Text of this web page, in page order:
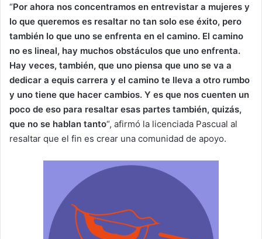
“Por ahora nos concentramos en entrevistar a mujeres y
lo que queremos es resaltar no tan solo ese éxito, pero
también lo que uno se enfrenta en el camino. El camino
no es lineal, hay muchos obstáculos que uno enfrenta.
Hay veces, también, que uno piensa que uno se va a
dedicar a equis carrera y el camino te lleva a otro rumbo
y uno tiene que hacer cambios. Y es que nos cuenten un
poco de eso para resaltar esas partes también, quizás,
que no se hablan tanto“, afirmó la licenciada Pascual al
resaltar que el fin es crear una comunidad de apoyo.